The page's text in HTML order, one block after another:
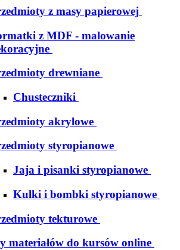
z masy papierowej
z MDF - malowanie
drewniane
Chusteczniki
akrylowe
styropianowe
Jaja i pisanki styropianowe
Kulki i bombki styropianowe
tekturowe
materiałów do kursów online